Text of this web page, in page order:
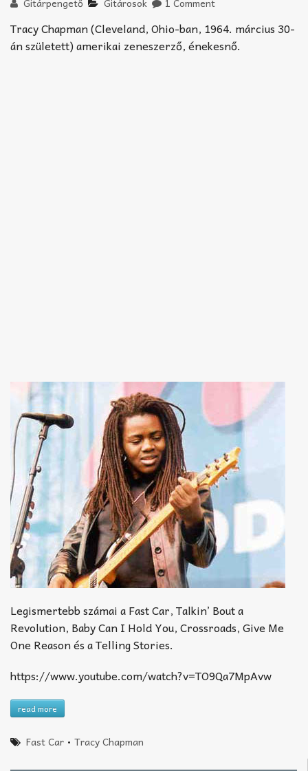
TABok
Tracy Chapman (Cleveland, Ohio-ban, 1964. március 30-
án született) amerikai zeneszerző, énekesnő.
Legismertebb számai a Fast Car, Talkin’ Bout a
Revolution, Baby Can I Hold You, Crossroads, Give Me
One Reason és a Telling Stories.
https://www.youtube.com/watch?v=TO9Qa7MpAvw
read more
Fast Car •Tracy Chapman